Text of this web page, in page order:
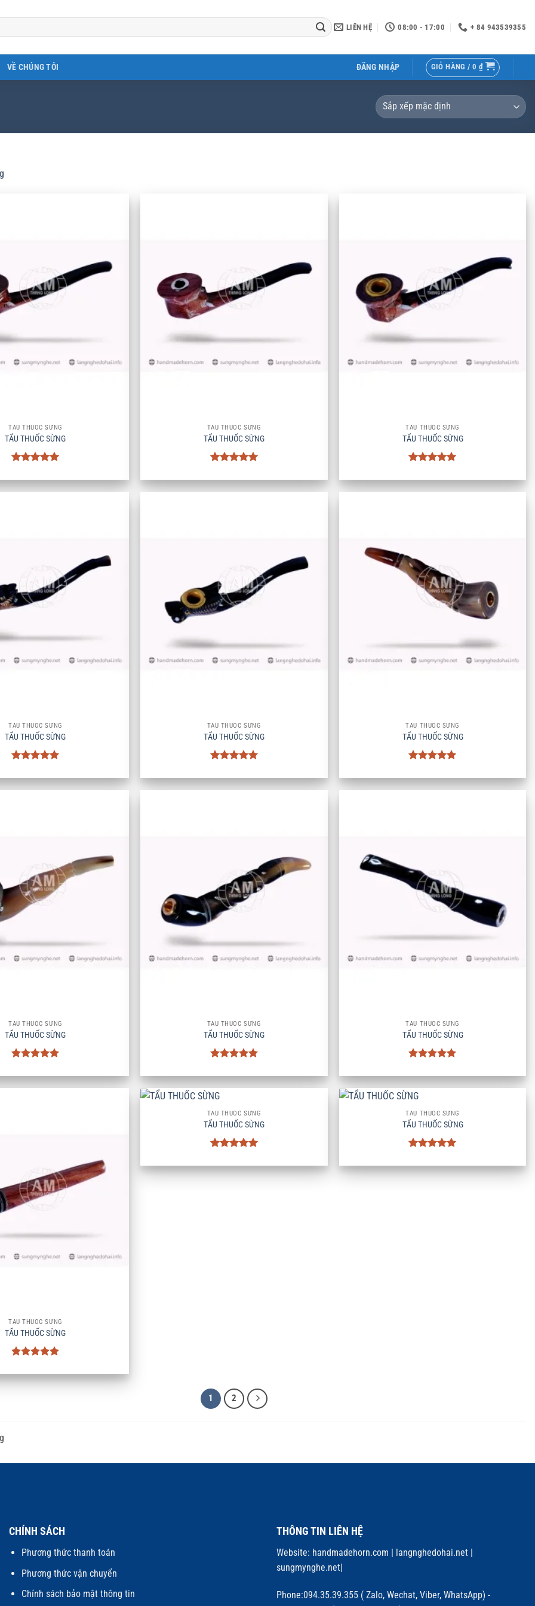
LIÊN HỆ 08:00 - 17:00 + 84 943539355
VỀ CHÚNG TÔI ĐĂNG NHẬP GIỎ HÀNG / 0 ₫
TẨU THUỐC SỪNG
TẨU THUỐC SỪNG
hạng55
sao
TẨU THUỐC SỪNG
TẨU THUỐC SỪNG
hạng55
sao
TẨU THUỐC SỪNG
TẨU THUỐC SỪNG
hạng55
sao
TẨU THUỐC SỪNG
TẨU THUỐC SỪNG
hạng55
sao
TẨU THUỐC SỪNG
TẨU THUỐC SỪNG
hạng55
sao
TẨU THUỐC SỪNG
TẨU THUỐC SỪNG
hạng55
sao
TẨU THUỐC SỪNG
TẨU THUỐC SỪNG
hạng55
sao
TẨU THUỐC SỪNG
TẨU THUỐC SỪNG
hạng55
sao
TẨU THUỐC SỪNG
TẨU THUỐC SỪNG
hạng55
sao
TẨU THUỐC SỪNG
TẨU THUỐC SỪNG
hạng55
sao
+
TẨU THUỐC SỪNG
TẨU THUỐC SỪNG
hạng55
sao
+
TẨU THUỐC SỪNG
TẨU THUỐC SỪNG
hạng55
sao
1 2
CHÍNH SÁCH
Phương thức thanh toán
Phương thức vận chuyển
Chính sách bảo mật thông tin
THÔNG TIN LIÊN HỆ
Website: handmadehorn.com | langnghedohai.net |
sungmynghe.net|
Phone:094.35.39.355 ( Zalo, Wechat, Viber, WhatsApp) -